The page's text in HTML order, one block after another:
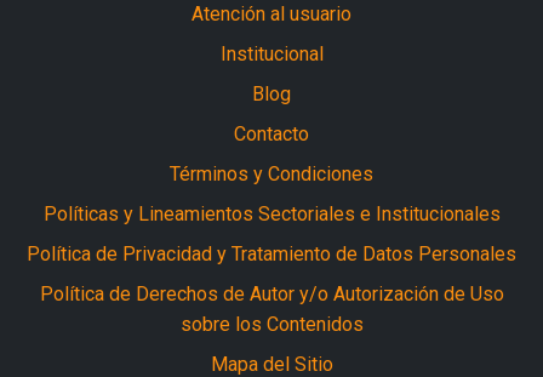
Atención al usuario
Institucional
Blog
Contacto
Términos y Condiciones
Políticas y Lineamientos Sectoriales e Institucionales
Política de Privacidad y Tratamiento de Datos Personales
Política de Derechos de Autor y/o Autorización de Uso
sobre los Contenidos
Mapa del Sitio